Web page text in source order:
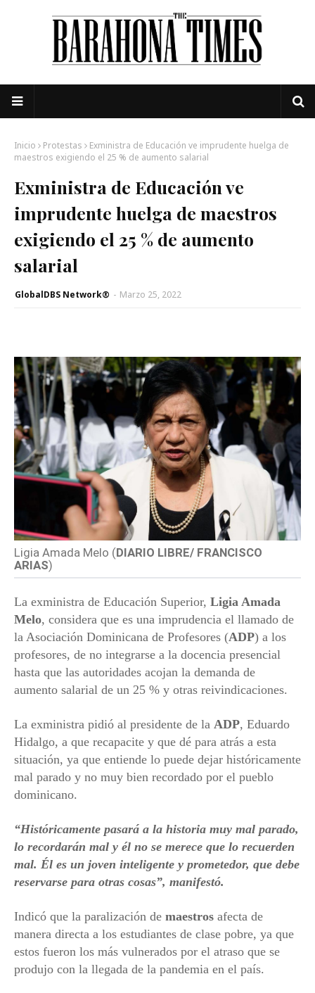
Inicio Protestas
Exministra de Educación ve imprudente huelga de
maestros exigiendo el 25 % de aumento salarial
Exministra de Educación ve
imprudente huelga de maestros
exigiendo el 25 % de aumento
salarial
GlobalDBS Network® - Marzo 25, 2022
Ligia Amada Melo (DIARIO LIBRE/ FRANCISCO
ARIAS)
La exministra de Educación Superior, Ligia Amada
Melo, considera que es una imprudencia el llamado de
la Asociación Dominicana de Profesores (ADP) a los
profesores, de no integrarse a la docencia presencial
hasta que las autoridades acojan la demanda de
aumento salarial de un 25 % y otras reivindicaciones.
La exministra pidió al presidente de la ADP, Eduardo
Hidalgo, a que recapacite y que dé para atrás a esta
situación, ya que entiende lo puede dejar históricamente
mal parado y no muy bien recordado por el pueblo
dominicano.
“Históricamente pasará a la historia muy mal parado,
lo recordarán mal y él no se merece que lo recuerden
mal. Él es un joven inteligente y prometedor, que debe
reservarse para otras cosas”, manifestó.
Indicó que la paralización de maestros afecta de
manera directa a los estudiantes de clase pobre, ya que
estos fueron los más vulnerados por el atraso que se
produjo con la llegada de la pandemia en el país.